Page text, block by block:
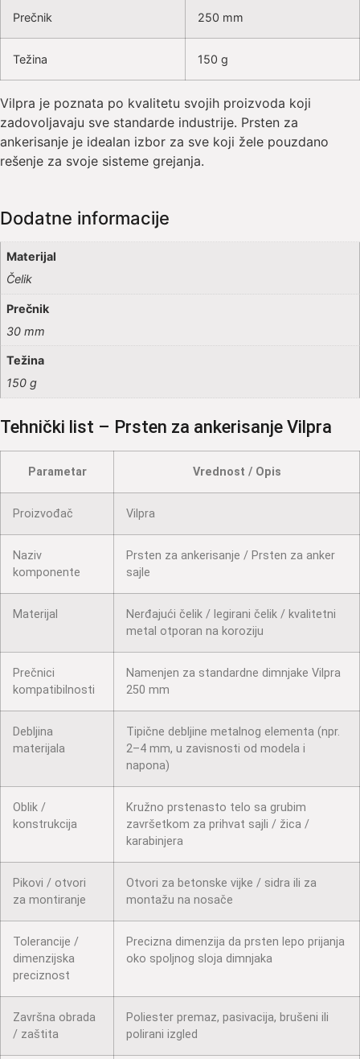
Prečnik 250 mm
Težina 150 g
Vilpra je poznata po kvalitetu svojih proizvoda koji
zadovoljavaju sve standarde industrije. Prsten za
ankerisanje je idealan izbor za sve koji žele pouzdano
rešenje za svoje sisteme grejanja.
Dodatne informacije
Materijal
Čelik
Prečnik
30 mm
Težina
150 g
Tehnički list – Prsten za ankerisanje Vilpra
Parametar Vrednost / Opis
Proizvođač Vilpra
Naziv
komponente
Prsten za ankerisanje / Prsten za anker
sajle
Materijal
Nerđajući čelik / legirani čelik / kvalitetni
metal otporan na koroziju
Prečnici
kompatibilnosti
Namenjen za standardne dimnjake Vilpra
250 mm
Debljina
materijala
Tipične debljine metalnog elementa (npr.
2–4 mm, u zavisnosti od modela i
napona)
Oblik /
konstrukcija
Kružno prstenasto telo sa grubim
završetkom za prihvat sajli / žica /
karabinjera
Pikovi / otvori
za montiranje
Otvori za betonske vijke / sidra ili za
montažu na nosače
Tolerancije /
dimenzijska
preciznost
Precizna dimenzija da prsten lepo prijanja
oko spoljnog sloja dimnjaka
Završna obrada
/ zaštita
Poliester premaz, pasivacija, brušeni ili
polirani izgled